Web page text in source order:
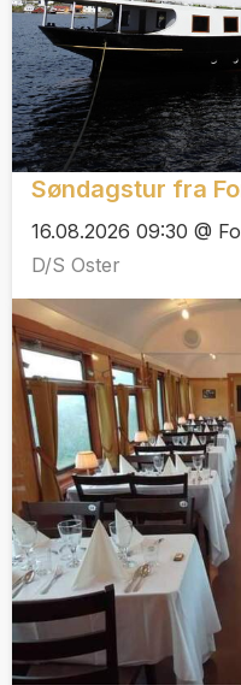
Søndagstur fra
16.08.2026 09:30 @
D/S Oster